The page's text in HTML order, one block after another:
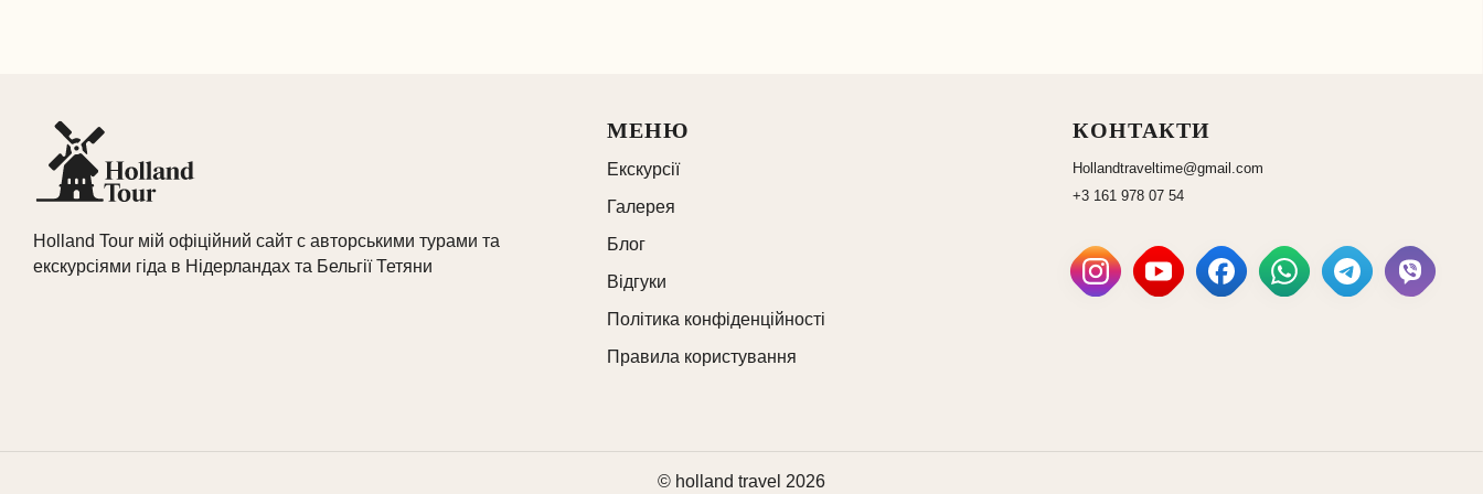
Holland Tour мій офіційний сайт с авторськими турами та
екскурсіями гіда в Нідерландах та Бельгії Тетяни
МЕНЮ
Екскурсії
Галерея
Блог
Відгуки
Політика конфіденційності
Правила користування
КОНТАКТИ
Hollandtraveltime@gmail.com
+3 161 978 07 54
© holland travel 2026